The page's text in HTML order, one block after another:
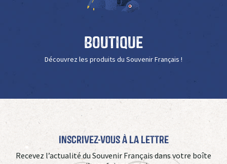
Boutique
Découvrez les produits du Souvenir Français !
Inscrivez-vous à La Lettre
Recevez l’actualité du Souvenir Français dans votre boîte